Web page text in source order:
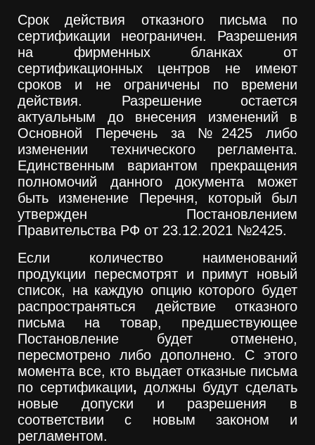
Срок действия отказного письма по
сертификации неограничен. Разрешения
на фирменных бланках от
сертификационных центров не имеют
сроков и не ограничены по времени
действия. Разрешение остается
актуальным до внесения изменений в
Основной Перечень за №2425 либо
изменении технического регламента.
Единственным вариантом прекращения
полномочий данного документа может
быть изменение Перечня, который был
утвержден Постановлением
Правительства РФ от 23.12.2021 №2425.
Если количество наименований
продукции пересмотрят и примут новый
список, на каждую опцию которого будет
распространяться действие отказного
письма на товар, предшествующее
Постановление будет отменено,
пересмотрено либо дополнено. С этого
момента все, кто выдает отказные письма
по сертификации, должны будут сделать
новые допуски и разрешения в
соответствии с новым законом и
регламентом.